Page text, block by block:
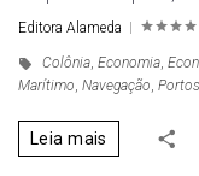
Editora Alameda
Colônia Economia
Marítimo Navegação Portos
Leia mais